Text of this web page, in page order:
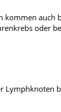
auch
oder
Lymphknoten